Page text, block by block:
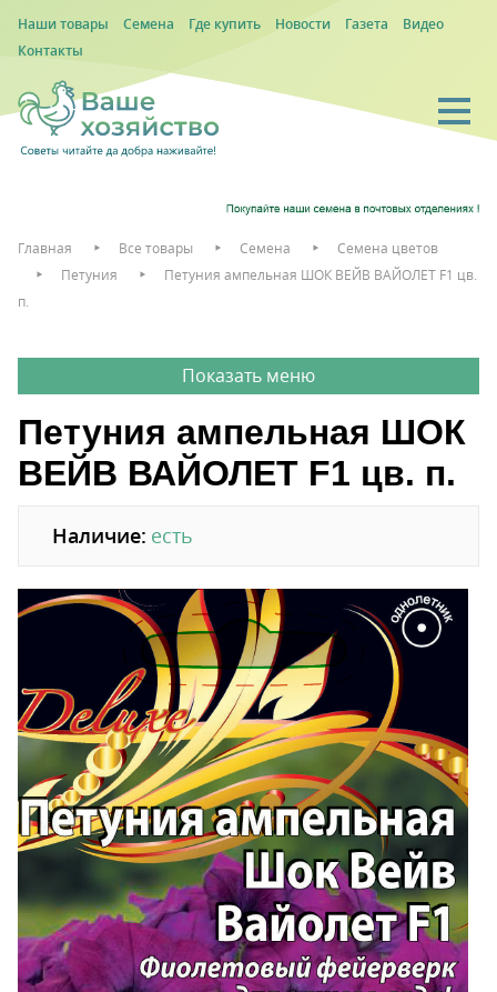
Наши товары Семена Где купить Новости Газета
Видео
Контакты
Главная Все товары Семена
Семена цветов
Петуния
Петуния ампельная ШОК ВЕЙВ ВАЙОЛЕТ F1 цв.
п.
Петуния ампельная ШОК
ВЕЙВ ВАЙОЛЕТ F1 цв. п.
Наличие: есть